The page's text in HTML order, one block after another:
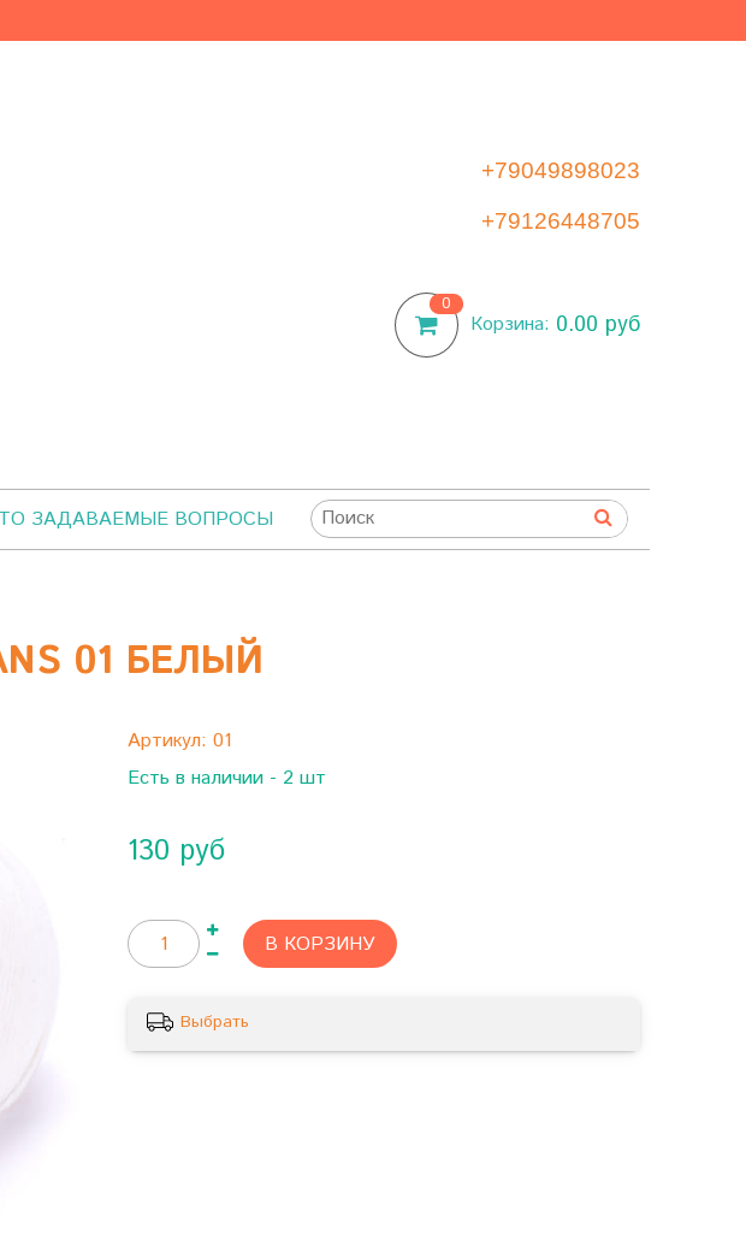
+79049898023
+79126448705
0
Корзина: 0.00 руб
ЗАДАВАЕМЫЕ ВОПРОСЫ
01 БЕЛЫЙ
Артикул: 01
Есть в наличии - 2 шт
130 руб
В КОРЗИНУ
Выбрать